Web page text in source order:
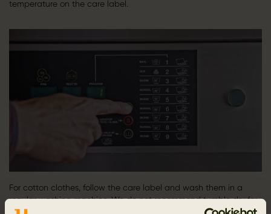
temperature on the care label.
For cotton clothes, follow the care label and wash them in a
regular washing machine. We do not recommend tumble dry for
our cotton products, because it wears out the garments.​